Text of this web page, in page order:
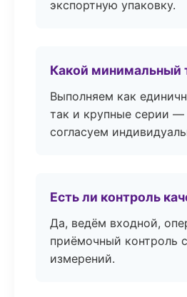
экспортную упаковку.
Какой минимальный
Выполняем как
так и крупные серии —
согласуем
Есть ли контроль
Да, ведём входной,
приёмочный контроль
измерений.